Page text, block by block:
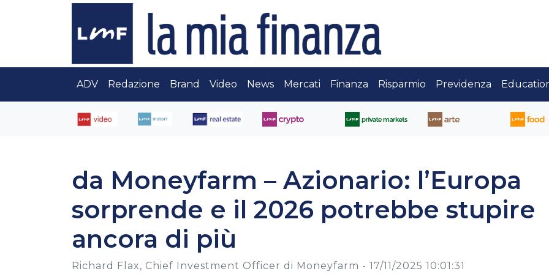
ADV Redazione Brand Video News Mercati Finanza Risparmio Previdenza
da Moneyfarm – Azionario: l’Europa
sorprende e il 2026 potrebbe stupire
ancora di più
Richard Flax, Chief Investment Officer di Moneyfarm - 17/11/2025 10:01:31